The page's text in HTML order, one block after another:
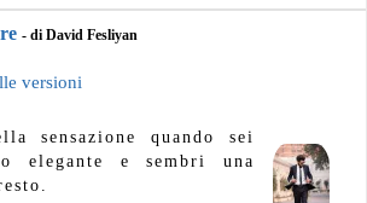
- di David Fesliyan
versioni
sensazione quando sei
elegante e sembri una